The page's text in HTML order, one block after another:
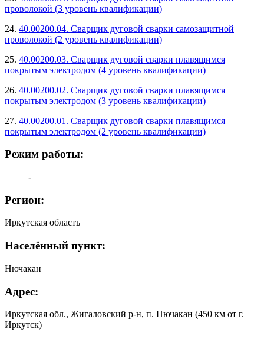
проволокой (3 уровень квалификации)
24. 40.00200.04. Сварщик дуговой сварки самозащитной
проволокой (2 уровень квалификации)
25. 40.00200.03. Сварщик дуговой сварки плавящимся
покрытым электродом (4 уровень квалификации)
26. 40.00200.02. Сварщик дуговой сварки плавящимся
покрытым электродом (3 уровень квалификации)
27. 40.00200.01. Сварщик дуговой сварки плавящимся
покрытым электродом (2 уровень квалификации)
Режим работы:
-
Регион:
Иркутская область
Населённый пункт:
Нючакан
Адрес:
Иркутская обл., Жигаловский р-н, п. Нючакан (450 км от г.
Иркутск)